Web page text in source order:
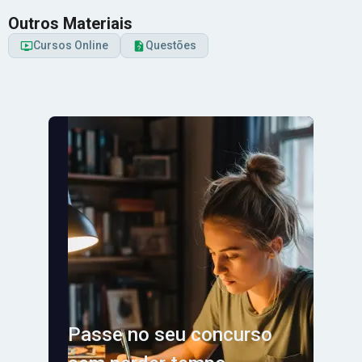
Outros Materiais
Cursos Online Questões
Passe no seu concurso